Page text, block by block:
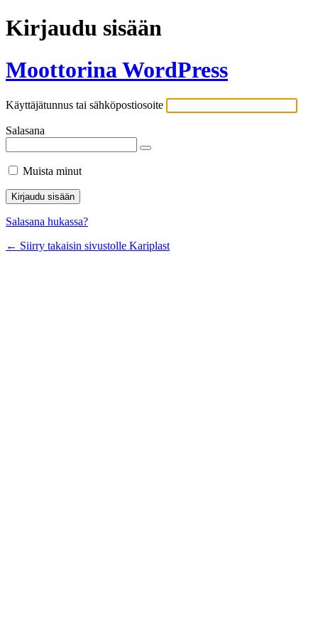
Kirjaudu sisään
Moottorina WordPress
Käyttäjätunnus tai sähköpostiosoite
Salasana
Muista minut
Salasana hukassa?
← Siirry takaisin sivustolle Kariplast